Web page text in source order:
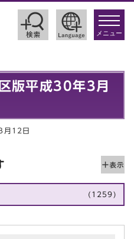
toggle
メニュー
版平成30年3月
月12日
(1259)